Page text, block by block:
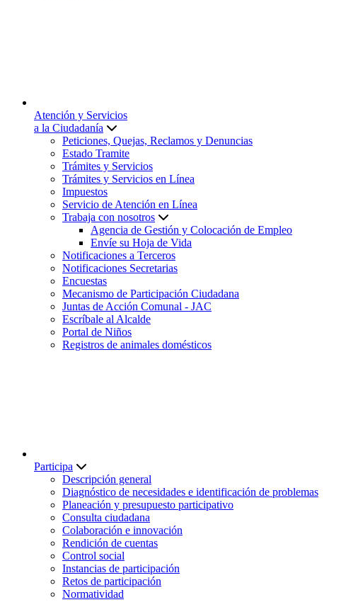
Atención y Servicios
a la Ciudadanía
Peticiones, Quejas, Reclamos y Denuncias
Estado Tramite
Trámites y Servicios
Trámites y Servicios en Línea
Impuestos
Servicio de Atención en Línea
Trabaja con nosotros
Agencia de Gestión y Colocación de Empleo
Envíe su Hoja de Vida
Notificaciones a Terceros
Notificaciones Secretarias
Encuestas
Mecanismo de Participación Ciudadana
Juntas de Acción Comunal - JAC
Escríbale al Alcalde
Portal de Niños
Registros de animales domésticos
Participa
Descripción general
Diagnóstico de necesidades e identificación de problemas
Planeación y presupuesto participativo
Consulta ciudadana
Colaboración e innovación
Rendición de cuentas
Control social
Instancias de participación
Retos de participación
Normatividad